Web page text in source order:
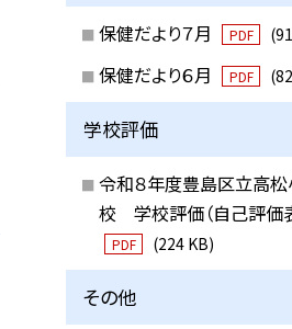
保健だより７月 PDF
保健だより６月 PDF
学校評価
令和８年度豊島区立高
校 学校評価（自己評価
PDF (224 KB)
その他